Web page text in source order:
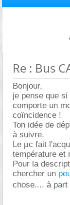
Re : Bus
Bonjour,
je pense que
comporte un
coïncidence !
Ton idée de
à suivre.
Le µc fait
température et
Pour la
chercher un
chose.... à part